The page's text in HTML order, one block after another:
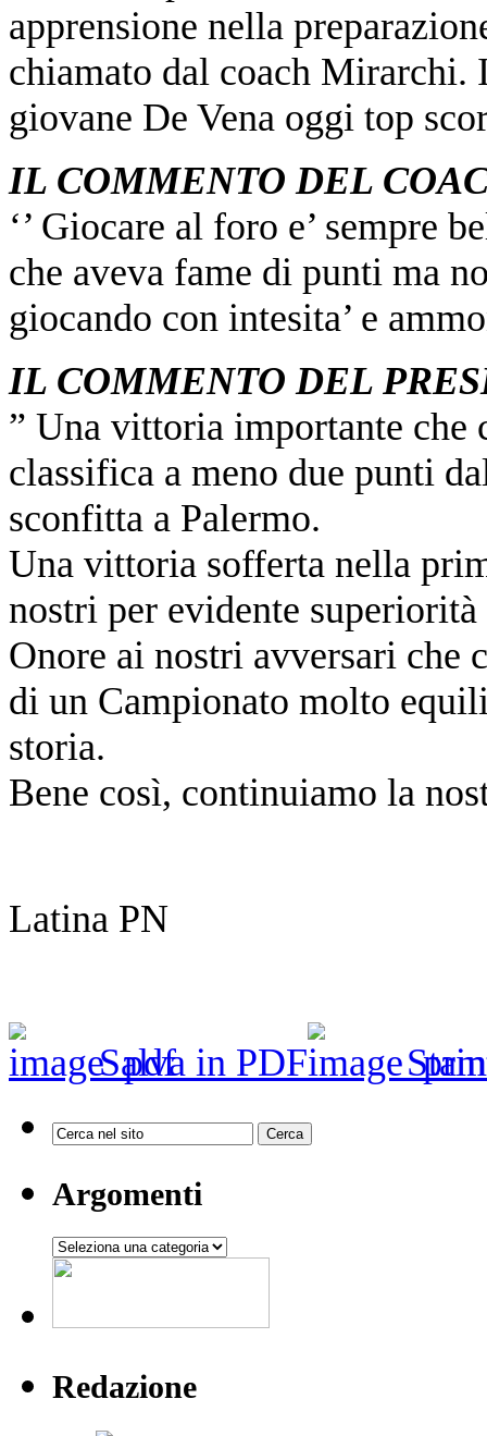
apprensione nella
chiamato dal coach Mirarchi.
giovane De Vena oggi top
IL COMMENTO DEL
‘’ Giocare al foro e’ sempre
che aveva fame di punti ma
giocando con intesita’ e
IL COMMENTO DEL
” Una vittoria importante che
classifica a meno due punti
sconfitta a Palermo.
Una vittoria sofferta nella
nostri per evidente superiorità
Onore ai nostri avversari che
di un Campionato molto
storia.
Bene così, continuiamo la
Latina PN
Salva in PDF
Argomenti
Argomenti
Redazione